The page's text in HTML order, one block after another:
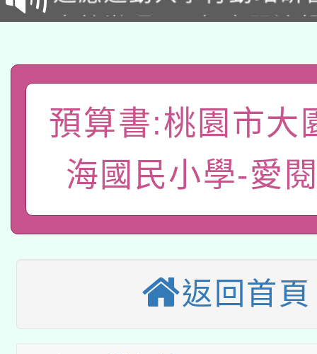
招)
本館辦理115年度閱讀
礎課程
A3數位素養講師名單
「數位內容與教學軟體
pilot」
有關大陸委員會函釋公
薪期間赴陸應申請許可
轉知經濟部水利署委託
業技術研究院辦理「
用水績優單位及節水達
115年8月22日(星期六
開 智慧啟航」
2026年桃園地景藝術
本校115學年度第2次
招甄選結果公告(無人
適應運動共學行動站研
預算書:桃園市大
海國民小學-愛
返回首頁